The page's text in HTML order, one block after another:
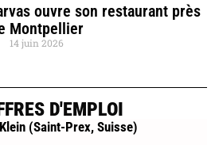
ouvre son restaurant près
Montpellier
14 juin 2026
D'EMPLOI
(Saint-Prex, Suisse)